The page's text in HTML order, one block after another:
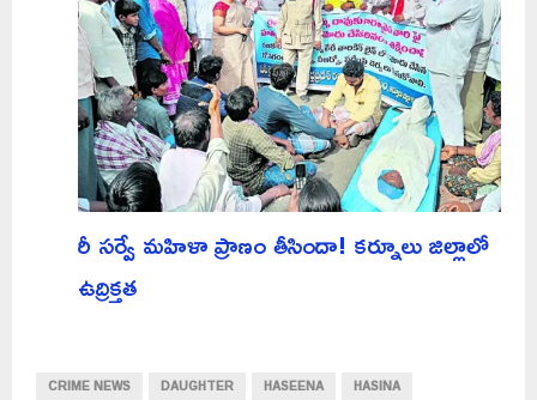
రీ సర్వే మహిళా ప్రాణం తీసిందా! కర్నూలు జిల్లాలో
ఉద్రిక్తత
CRIME NEWS DAUGHTER HASEENA
HASINA